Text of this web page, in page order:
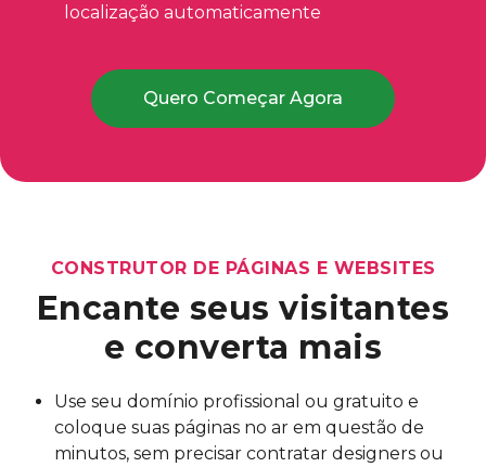
localização automaticamente
Quero Começar Agora
CONSTRUTOR DE PÁGINAS E WEBSITES
Encante seus visitantes
e converta mais
Use seu domínio profissional ou gratuito e
coloque suas páginas no ar em questão de
minutos, sem precisar contratar designers ou